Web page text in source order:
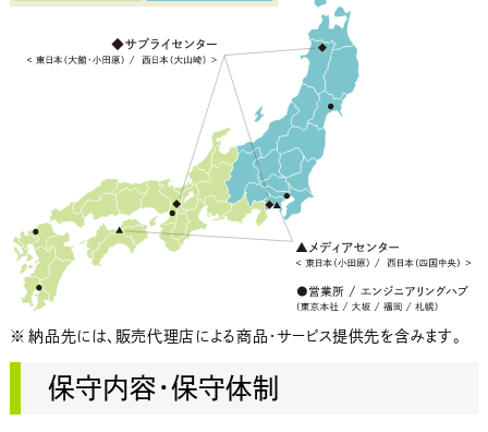
※ 納品先には、販売代理店による商品・サービス提供先を含みます。
保守内容・保守体制